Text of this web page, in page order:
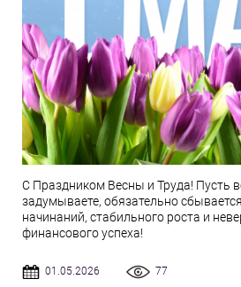
С Праздником Весны и Труда! Пусть
задумываете, обязательно
начинаний, стабильного роста и
финансового успеха!
01.05.2026 77